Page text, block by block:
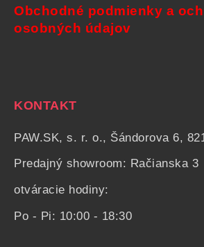
Obchodné podmienky a
osobných údajov
KONTAKT
PAW.SK, s. r. o., Šándorova 6,
Predajný showroom: Račianska 3
otváracie hodiny:
Po - Pi: 10:00 - 18:30